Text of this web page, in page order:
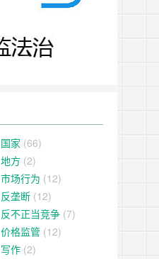
国家 (66)
地方 (2)
市场行为 (12)
反垄断 (12)
反不正当竞争 (7)
价格监管 (12)
写作 (2)